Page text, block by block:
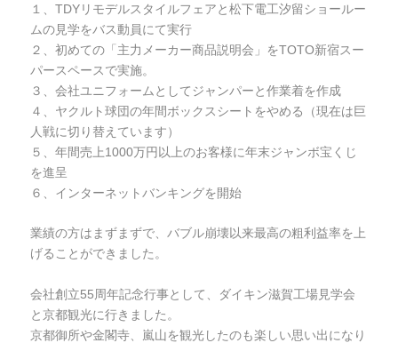
１、TDYリモデルスタイルフェアと松下電工汐留ショールー
ムの見学をバス動員にて実行
２、初めての「主力メーカー商品説明会」をTOTO新宿スー
パースペースで実施。
３、会社ユニフォームとしてジャンパーと作業着を作成
４、ヤクルト球団の年間ボックスシートをやめる（現在は巨
人戦に切り替えています）
５、年間売上1000万円以上のお客様に年末ジャンボ宝くじ
を進呈
６、インターネットバンキングを開始
業績の方はまずまずで、バブル崩壊以来最高の粗利益率を上
げることができました。
会社創立55周年記念行事として、ダイキン滋賀工場見学会
と京都観光に行きました。
京都御所や金閣寺、嵐山を観光したのも楽しい思い出になり